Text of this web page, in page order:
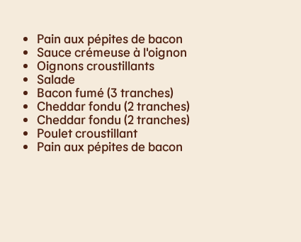
Pain aux pépites de bacon
Sauce crémeuse à l'oignon
Oignons croustillants
Salade
Bacon fumé (3 tranches)
Cheddar fondu (2 tranches)
Cheddar fondu (2 tranches)
Poulet croustillant
Pain aux pépites de bacon